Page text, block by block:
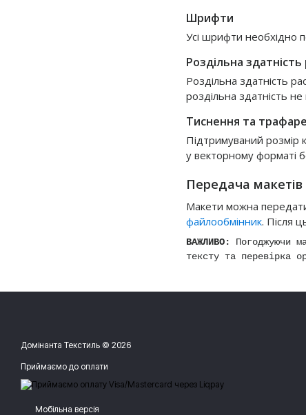
Шрифти
Усі шрифти необхідно
Роздільна
Роздільна здатність
роздільна здатність
Тиснення та
Підтримуваний розмір
у векторному форматі
Передача макетів
Макети можна
файлообмінник. Після
ВАЖЛИВО:
Погоджуючи
тексту та перевірка
Домінанта Текстиль © 2026
Приймаємо до оплати
Мобільна версія